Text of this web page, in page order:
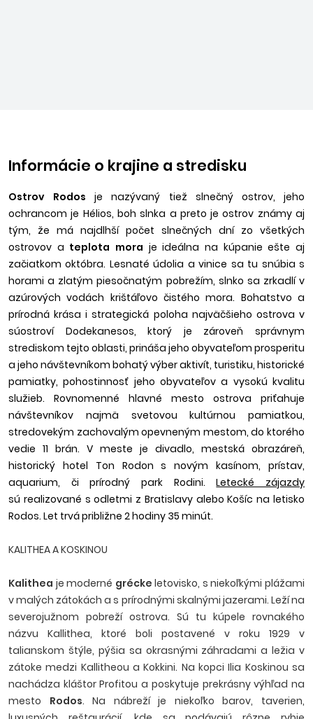
Informácie o krajine a stredisku
Ostrov Rodos je nazývaný tiež slnečný ostrov, jeho
ochrancom je Hélios, boh slnka a preto je ostrov známy aj
tým, že má najdlhší počet slnečných dní zo všetkých
ostrovov a teplota mora je ideálna na kúpanie ešte aj
začiatkom októbra. Lesnaté údolia a vinice sa tu snúbia s
horami a zlatým piesočnatým pobrežím, slnko sa zrkadlí v
azúrových vodách krištáľovo čistého mora. Bohatstvo a
prírodná krása i strategická poloha najväčšieho ostrova v
súostroví Dodekanesos, ktorý je zároveň správnym
strediskom tejto oblasti, prináša jeho obyvateľom prosperitu
a jeho návštevníkom bohatý výber aktivít, turistiku, historické
pamiatky, pohostinnosť jeho obyvateľov a vysokú kvalitu
služieb. Rovnomenné hlavné mesto ostrova priťahuje
návštevníkov najmä svetovou kultúrnou pamiatkou,
stredovekým zachovalým opevneným mestom, do ktorého
vedie 11 brán. V meste je divadlo, mestská obrazáreň,
historický hotel Ton Rodon s novým kasínom, prístav,
aquarium, či prírodný park Rodini.Letecké zájazdy
sú realizované s odletmi z Bratislavy alebo Košíc na letisko
Rodos. Let trvá približne 2 hodiny 35 minút.
KALITHEA A KOSKINOU
Kalithea je moderné grécke letovisko, s niekoľkými plážami
v malých zátokách a s prírodnými skalnými jazerami. Leží na
severojužnom pobreží ostrova. Sú tu kúpele rovnakého
názvu Kallithea, ktoré boli postavené v roku 1929 v
talianskom štýle, pýšia sa okrasnými záhradami a ležia v
zátoke medzi Kallitheou a Kokkini. Na kopci Ilia Koskinou sa
nachádza kláštor Profitou a poskytuje prekrásny výhľad na
mesto Rodos. Na nábreží je niekoľko barov, taverien,